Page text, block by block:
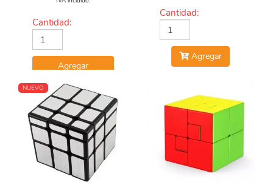
Cantidad:
Agregar
Cantidad:
Agregar
NUEVO